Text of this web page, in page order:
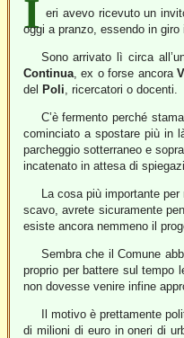
I eri avevo ricevuto un
oggi a pranzo, essendo in
Sono arrivato lì circa
Continua, ex o forse ancora
del Poli, ricercatori o docenti.
C’è fermento perché
cominciato a spostare più in
parcheggio sotterraneo e
incatenato in attesa di
La cosa più importante
scavo, avrete sicuramente
esiste ancora nemmeno il
Sembra che il Comune
proprio per battere sul tempo
non dovesse venire infine
Il motivo è prettamente
di milioni di euro in oneri di